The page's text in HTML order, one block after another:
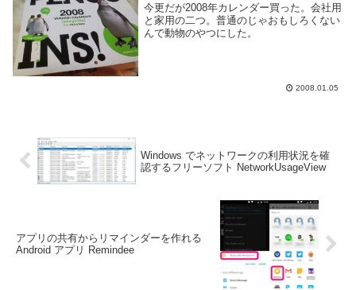
今更だが2008年カレンダー買った。会社用
と家用の二つ。普通のじゃおもしろくない
んで動物のやつにした。
2008.01.05
Windows でネットワークの利用状況を確
認するフリーソフト NetworkUsageView
アプリの共有からリマインダーを作れる
Android アプリ Remindee